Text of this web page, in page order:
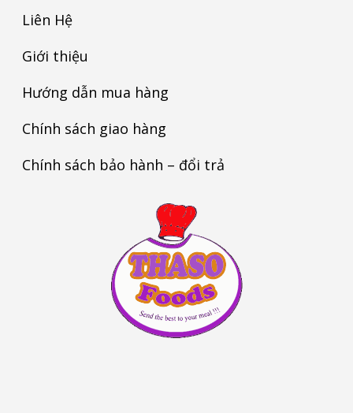
Liên Hệ
Giới thiệu
Hướng dẫn mua hàng
Chính sách giao hàng
Chính sách bảo hành – đổi trả